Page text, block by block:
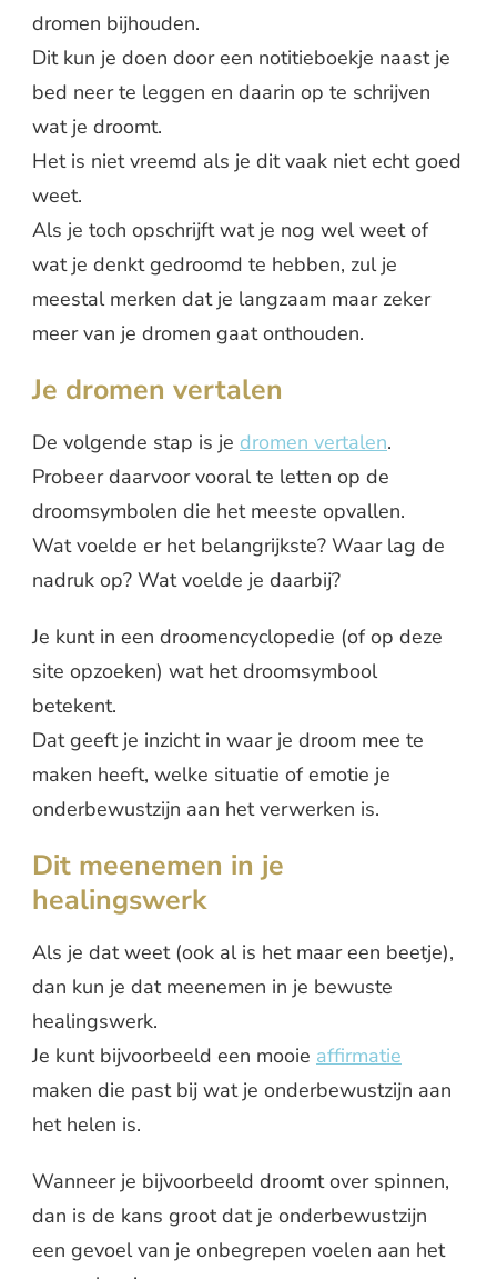
dromen bijhouden.
Dit kun je doen door een notitieboekje naast je
bed neer te leggen en daarin op te schrijven
wat je droomt.
Het is niet vreemd als je dit vaak niet echt goed
weet.
Als je toch opschrijft wat je nog wel weet of
wat je denkt gedroomd te hebben, zul je
meestal merken dat je langzaam maar zeker
meer van je dromen gaat onthouden.
Je dromen vertalen
De volgende stap is je dromen vertalen.
Probeer daarvoor vooral te letten op de
droomsymbolen die het meeste opvallen.
Wat voelde er het belangrijkste? Waar lag de
nadruk op? Wat voelde je daarbij?
Je kunt in een droomencyclopedie (of op deze
site opzoeken) wat het droomsymbool
betekent.
Dat geeft je inzicht in waar je droom mee te
maken heeft, welke situatie of emotie je
onderbewustzijn aan het verwerken is.
Dit meenemen in je
healingswerk
Als je dat weet (ook al is het maar een beetje),
dan kun je dat meenemen in je bewuste
healingswerk.
Je kunt bijvoorbeeld een mooie affirmatie
maken die past bij wat je onderbewustzijn aan
het helen is.
Wanneer je bijvoorbeeld droomt over spinnen,
dan is de kans groot dat je onderbewustzijn
een gevoel van je onbegrepen voelen aan het